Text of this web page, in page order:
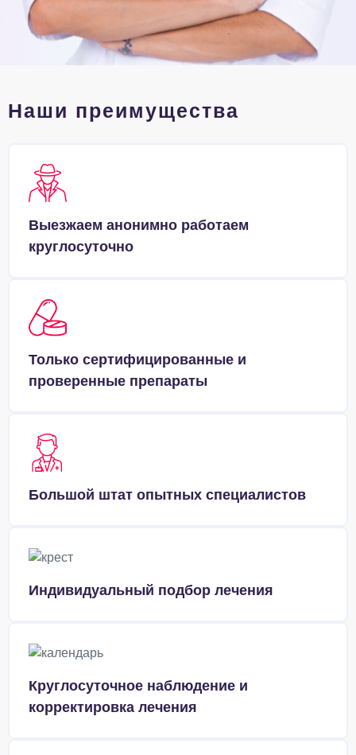
Наши преимущества
Выезжаем анонимно работаем
круглосуточно
Только сертифицированные и
проверенные препараты
Большой штат опытных специалистов
Индивидуальный подбор лечения
Круглосуточное наблюдение и
корректировка лечения